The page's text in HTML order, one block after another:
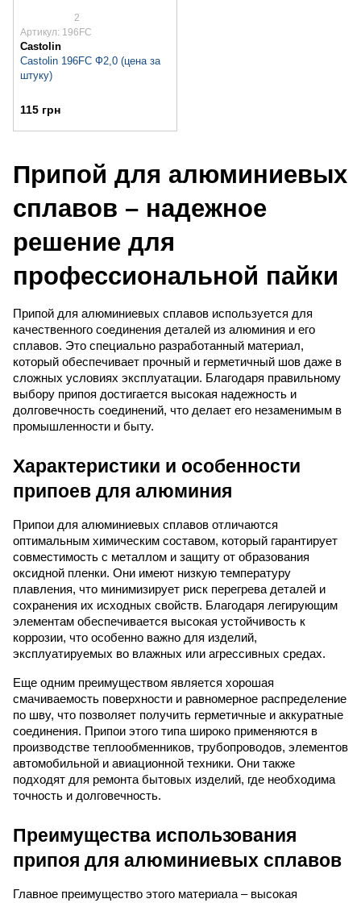
2
Артикул: 196FС
Castolin
Castolin 196FС Ф2,0 (цена за
штуку)
115 грн
Припой для алюминиевых
сплавов – надежное
решение для
профессиональной пайки
Припой для алюминиевых сплавов используется для
качественного соединения деталей из алюминия и его
сплавов. Это специально разработанный материал,
который обеспечивает прочный и герметичный шов даже в
сложных условиях эксплуатации. Благодаря правильному
выбору припоя достигается высокая надежность и
долговечность соединений, что делает его незаменимым в
промышленности и быту.
Характеристики и особенности
припоев для алюминия
Припои для алюминиевых сплавов отличаются
оптимальным химическим составом, который гарантирует
совместимость с металлом и защиту от образования
оксидной пленки. Они имеют низкую температуру
плавления, что минимизирует риск перегрева деталей и
сохранения их исходных свойств. Благодаря легирующим
элементам обеспечивается высокая устойчивость к
коррозии, что особенно важно для изделий,
эксплуатируемых во влажных или агрессивных средах.
Еще одним преимуществом является хорошая
смачиваемость поверхности и равномерное распределение
по шву, что позволяет получить герметичные и аккуратные
соединения. Припои этого типа широко применяются в
производстве теплообменников, трубопроводов, элементов
автомобильной и авиационной техники. Они также
подходят для ремонта бытовых изделий, где необходима
точность и долговечность.
Преимущества использования
припоя для алюминиевых сплавов
Главное преимущество этого материала – высокая